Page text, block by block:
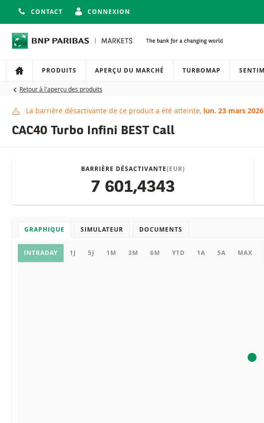
CONTACT CONNEXION
Navigation
Navigation sur le site
PRODUITS APERÇU DU MARCHÉ TURBOMAP
Retour à l'aperçu des produits
Barrière désactivante
La barrière désactivante de ce produit a été atteinte, lun. 23 mars 2026
CAC40 Turbo Infini BEST Call
BARRIÈRE DÉSACTIVANTE(EUR)
7 601,4343
GRAPHIQUE SIMULATEUR DOCUMENTS
Graphique
INTRADAY 1J 5J 1M 3M 6M YTD 1A 5A MAX